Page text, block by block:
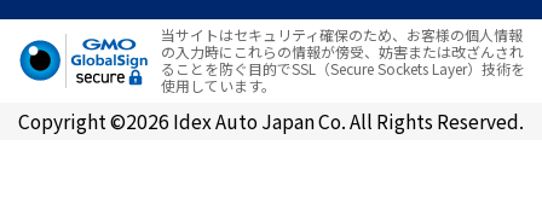
当サイトはセキュリティ確保のため、お客様の個人情報
の入力時にこれらの情報が傍受、妨害または改ざんされ
ることを防ぐ目的でSSL（Secure Sockets Layer）技術を
使用しています。
Copyright ©2026 Idex Auto Japan Co. All Rights Reserved.